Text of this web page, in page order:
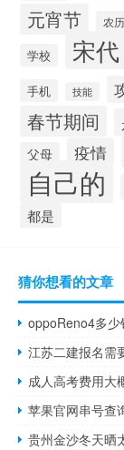
元宵节 农历
学校 宋代
手机 技能
春节期间
父母 疫情
自己的
都是
猜你想看的文章
江苏二建报名需
成人高考费用大
苹果官网串号查
贵州金沙冬天晒